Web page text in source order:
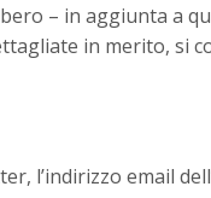
– in aggiunta a
in merito, si
l’indirizzo email